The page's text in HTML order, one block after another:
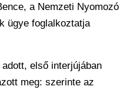
a Nemzeti Nyomozó
ügye foglalkoztatja
első interjújában
meg: szerinte az